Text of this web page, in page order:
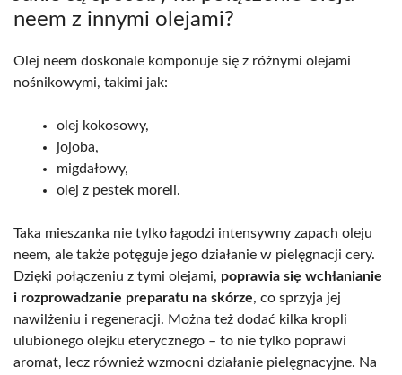
neem z innymi olejami?
Olej neem doskonale komponuje się z różnymi olejami
nośnikowymi, takimi jak:
olej kokosowy,
jojoba,
migdałowy,
olej z pestek moreli.
Taka mieszanka nie tylko łagodzi intensywny zapach oleju
neem, ale także potęguje jego działanie w pielęgnacji cery.
Dzięki połączeniu z tymi olejami, poprawia się wchłanianie
i rozprowadzanie preparatu na skórze, co sprzyja jej
nawilżeniu i regeneracji. Można też dodać kilka kropli
ulubionego olejku eterycznego – to nie tylko poprawi
aromat, lecz również wzmocni działanie pielęgnacyjne. Na